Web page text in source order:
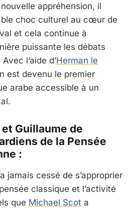
appréhension, il
choc culturel au cœur de
et cela continue à
puissante les débats
l’aide d’Herman le
est devenu le premier
arabe accessible à un
Guillaume de
de la Pensée
:
jamais cessé de s’approprier
classique et l’activité
que Michael Scot a